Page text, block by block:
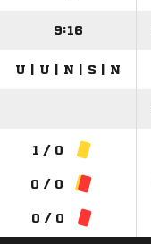
9:16
U | U | N | S | N
1 / 0
0 / 0
0 / 0